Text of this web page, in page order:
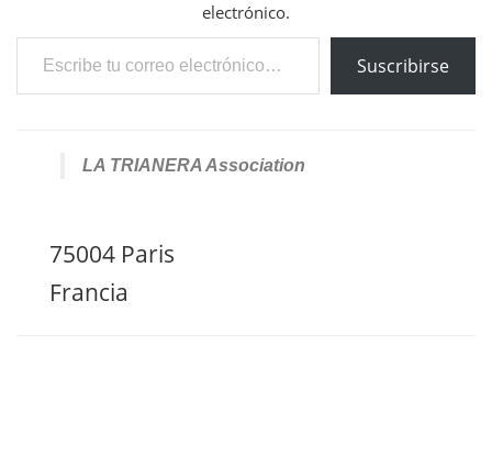
electrónico.
Escribe tu correo electrónico…
Suscribirse
LA TRIANERA Association
75004 Paris
Francia